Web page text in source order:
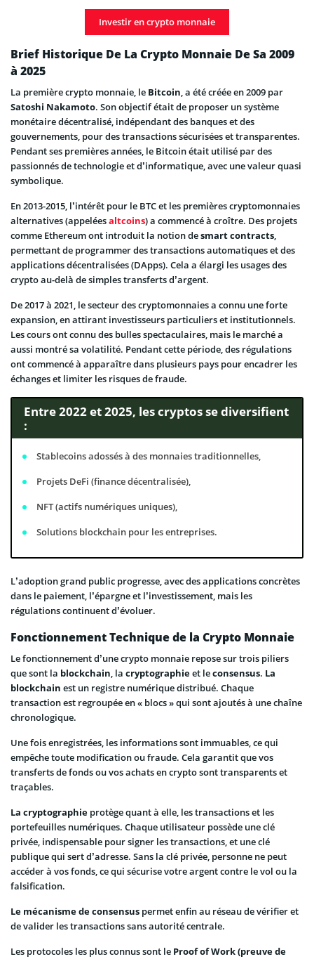
Investir en crypto monnaie
Brief Historique De La Crypto Monnaie De Sa 2009
à 2025
La première crypto monnaie, le Bitcoin, a été créée en 2009 par
Satoshi Nakamoto. Son objectif était de proposer un système
monétaire décentralisé, indépendant des banques et des
gouvernements, pour des transactions sécurisées et transparentes.
Pendant ses premières années, le Bitcoin était utilisé par des
passionnés de technologie et d’informatique, avec une valeur quasi
symbolique.
En 2013-2015, l’intérêt pour le BTC et les premières cryptomonnaies
alternatives (appeléesaltcoins) a commencé à croître. Des projets
comme Ethereum ont introduit la notion desmart contracts,
permettant de programmer des transactions automatiques et des
applications décentralisées (DApps). Cela a élargi les usages des
crypto au-delà de simples transferts d’argent.
De 2017 à 2021, le secteur des cryptomonnaies a connu une forte
expansion, en attirant investisseurs particuliers et institutionnels.
Les cours ont connu des bulles spectaculaires, mais le marché a
aussi montré sa volatilité. Pendant cette période, des régulations
ont commencé à apparaître dans plusieurs pays pour encadrer les
échanges et limiter les risques de fraude.
Entre 2022 et 2025, les cryptos se diversifient
:
Stablecoins adossés à des monnaies traditionnelles,
Projets DeFi (finance décentralisée),
NFT (actifs numériques uniques),
Solutions blockchain pour les entreprises.
L’adoption grand public progresse, avec des applications concrètes
dans le paiement, l’épargne et l’investissement, mais les
régulations continuent d’évoluer.
Fonctionnement Technique de la Crypto Monnaie
Le fonctionnement d’une crypto monnaie repose sur trois piliers
que sont la blockchain, la cryptographieet leconsensus. La
blockchain est un registre numérique distribué. Chaque
transaction est regroupée en « blocs » qui sont ajoutés à une chaîne
chronologique.
Une fois enregistrées, les informations sont immuables, ce qui
empêche toute modification ou fraude. Cela garantit que vos
transferts de fonds ou vos achats en crypto sont transparents et
traçables.
La cryptographie protège quant à elle, les transactions et les
portefeuilles numériques. Chaque utilisateur possède une clé
privée, indispensable pour signer les transactions, et une clé
publique qui sert d’adresse. Sans la clé privée, personne ne peut
accéder à vos fonds, ce qui sécurise votre argent contre le vol ou la
falsification.
Le mécanisme de consensus permet enfin au réseau de vérifier et
de valider les transactions sans autorité centrale.
Les protocoles les plus connus sont le Proof of Work (preuve de